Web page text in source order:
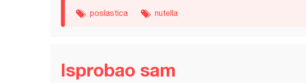
poslastica nutella
Isprobao sam